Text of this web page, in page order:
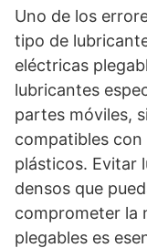
Uno de los
tipo de
eléctricas
lubricantes
partes móviles,
compatibles
plásticos. Evitar
densos que
comprometer la
plegables es